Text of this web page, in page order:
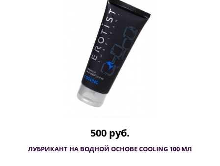
500 руб.
ЛУБРИКАНТ НА ВОДНОЙ ОСНОВЕ COOLING 100 МЛ